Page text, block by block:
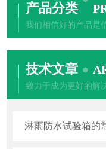
产品分类
我们相信好的产品是
技术文章
致力于成为更好的解
淋雨防水试验箱的